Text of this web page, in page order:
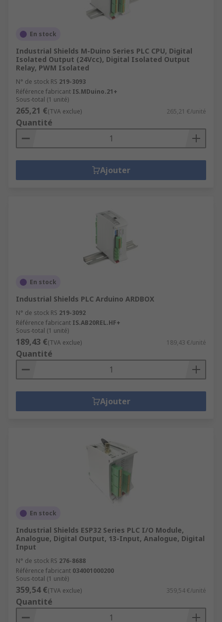
En stock
Industrial Shields M-Duino Series PLC CPU, Digital
Isolated Output (24Vcc), Digital Isolated Output
Relay, PWM Isolated
N° de stock RS 219-3093
Référence fabricant IS.MDuino.21+
Sous-total (1 unité)
265,21 €(TVA exclue) 265,21 €/unité
Quantité
Ajouter
En stock
Industrial Shields PLC Arduino ARDBOX
N° de stock RS 219-3092
Référence fabricant IS.AB20REL.HF+
Sous-total (1 unité)
189,43 €(TVA exclue) 189,43 €/unité
Quantité
Ajouter
En stock
Industrial Shields ESP32 Series PLC I/O Module,
Analogue, Digital Output, 13-Input, Analogue, Digital
Input
N° de stock RS 276-8688
Référence fabricant 034001000200
Sous-total (1 unité)
359,54 €(TVA exclue) 359,54 €/unité
Quantité